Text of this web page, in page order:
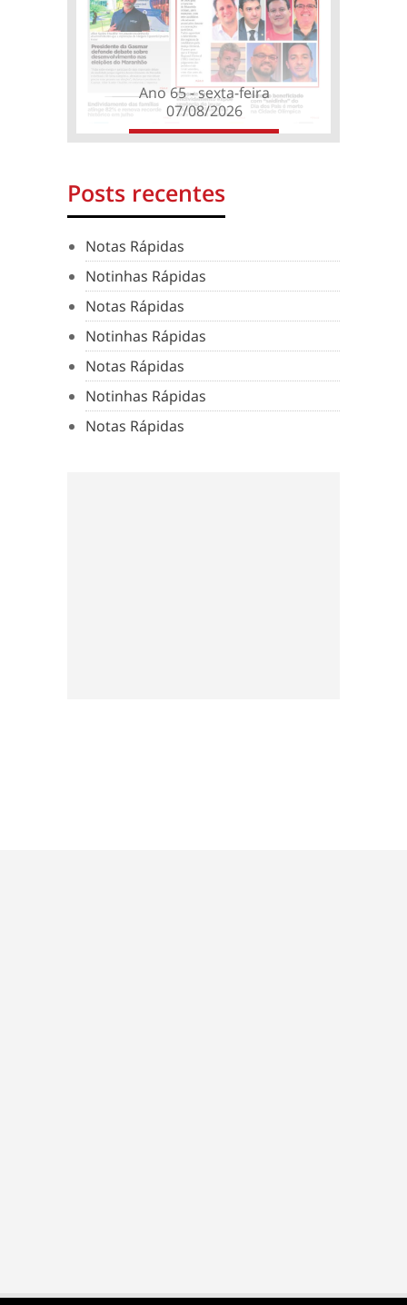
Ano 65 - sexta-feira
07/08/2026
Posts recentes
Notas Rápidas
Notinhas Rápidas
Notas Rápidas
Notinhas Rápidas
Notas Rápidas
Notinhas Rápidas
Notas Rápidas